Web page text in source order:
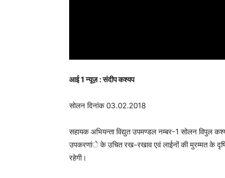
आई 1 न्यूज़ : संदीप कश्यप
सोलन दिनांक 03.02.2018
सहायक अभियन्ता विद्युत उपमण्डल नम्बर-1 सोलन विपुल कश्यप
उपकरणांे के उचित रख-रखाव एवं लाईनों की मुरम्मत के
रहेगी।